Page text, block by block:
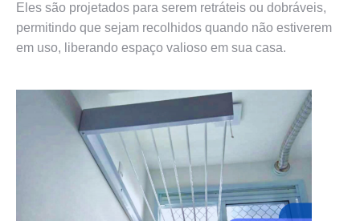
Eles são projetados para serem retráteis ou dobráveis,
permitindo que sejam recolhidos quando não estiverem
em uso, liberando espaço valioso em sua casa.